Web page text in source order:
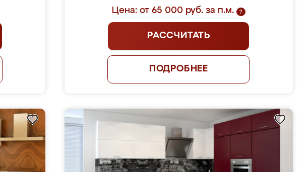
Цена: от 65 000 руб. за п.м. ?
РАССЧИТАТЬ
ПОДРОБНЕЕ